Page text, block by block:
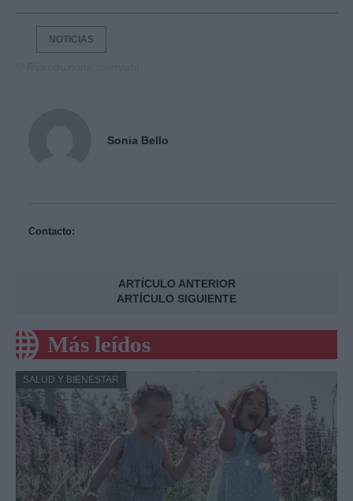
NOTICIAS
Sonia Bello
Contacto:
ARTÍCULO ANTERIOR
ARTÍCULO SIGUIENTE
Más leídos
SALUD Y BIENESTAR